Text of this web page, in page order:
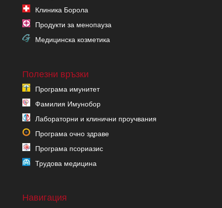
Клиника Борола
Продукти за менопауза
Медицинска козметика
Полезни връзки
Програма имунитет
Фамилия Имунобор
Лабораторни и клинични проучвания
Програма очно здраве
Програма псориазис
Трудова медицина
Навигация